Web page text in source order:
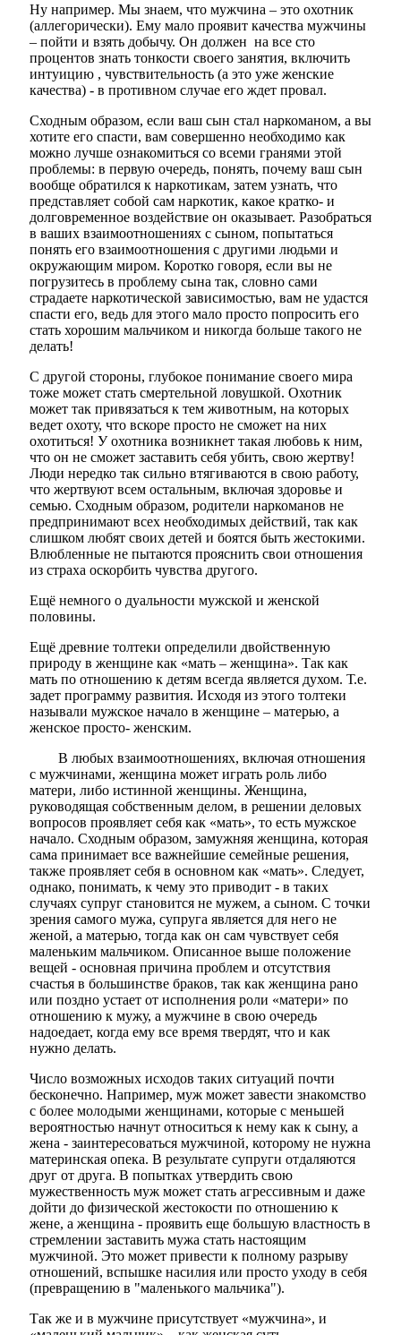
Ну например. Мы знаем, что мужчина – это охотник
(аллегорически). Ему мало проявит качества мужчины
– пойти и взять добычу. Он должен на все сто
процентов знать тонкости своего занятия, включить
интуицию , чувствительность (а это уже женские
качества) - в противном случае его ждет провал.
Сходным образом, если ваш сын стал наркоманом, а вы
хотите его спасти, вам совершенно необходимо как
можно лучше ознакомиться со всеми гранями этой
проблемы: в первую очередь, понять, почему ваш сын
вообще обратился к наркотикам, затем узнать, что
представляет собой сам наркотик, какое кратко- и
долговременное воздействие он оказывает. Разобраться
в ваших взаимоотношениях с сыном, попытаться
понять его взаимоотношения с другими людьми и
окружающим миром. Коротко говоря, если вы не
погрузитесь в проблему сына так, словно сами
страдаете наркотической зависимостью, вам не удастся
спасти его, ведь для этого мало просто попросить его
стать хорошим мальчиком и никогда больше такого не
делать!
С другой стороны, глубокое понимание своего мира
тоже может стать смертельной ловушкой. Охотник
может так привязаться к тем животным, на которых
ведет охоту, что вскоре просто не сможет на них
охотиться! У охотника возникнет такая любовь к ним,
что он не сможет заставить себя убить, свою жертву!
Люди нередко так сильно втягиваются в свою работу,
что жертвуют всем остальным, включая здоровье и
семью. Сходным образом, родители наркоманов не
предпринимают всех необходимых действий, так как
слишком любят своих детей и боятся быть жестокими.
Влюбленные не пытаются прояснить свои отношения
из страха оскорбить чувства другого.
Ещё немного о дуальности мужской и женской
половины.
Ещё древние толтеки определили двойственную
природу в женщине как «мать – женщина». Так как
мать по отношению к детям всегда является духом. Т.е.
задет программу развития. Исходя из этого толтеки
называли мужское начало в женщине – матерью, а
женское просто- женским.
В любых взаимоотношениях, включая отношения
с мужчинами, женщина может играть роль либо
матери, либо истинной женщины. Женщина,
руководящая собственным делом, в решении деловых
вопросов проявляет себя как «мать», то есть мужское
начало. Сходным образом, замужняя женщина, которая
сама принимает все важнейшие семейные решения,
также проявляет себя в основном как «мать». Следует,
однако, понимать, к чему это приводит - в таких
случаях супруг становится не мужем, а сыном. С точки
зрения самого мужа, супруга является для него не
женой, а матерью, тогда как он сам чувствует себя
маленьким мальчиком. Описанное выше положение
вещей - основная причина проблем и отсутствия
счастья в большинстве браков, так как женщина рано
или поздно устает от исполнения роли «матери» по
отношению к мужу, а мужчине в свою очередь
надоедает, когда ему все время твердят, что и как
нужно делать.
Число возможных исходов таких ситуаций почти
бесконечно. Например, муж может завести знакомство
с более молодыми женщинами, которые с меньшей
вероятностью начнут относиться к нему как к сыну, а
жена - заинтересоваться мужчиной, которому не нужна
материнская опека. В результате супруги отдаляются
друг от друга. В попытках утвердить свою
мужественность муж может стать агрессивным и даже
дойти до физической жестокости по отношению к
жене, а женщина - проявить еще большую властность в
стремлении заставить мужа стать настоящим
мужчиной. Это может привести к полному разрыву
отношений, вспышке насилия или просто уходу в себя
(превращению в "маленького мальчика").
Так же и в мужчине присутствует «мужчина», и